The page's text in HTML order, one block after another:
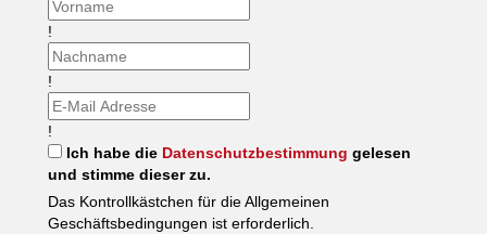
!
!
!
Ich habe die Datenschutzbestimmung gelesen
und stimme dieser zu.
Das Kontrollkästchen für die Allgemeinen
Geschäftsbedingungen ist erforderlich.